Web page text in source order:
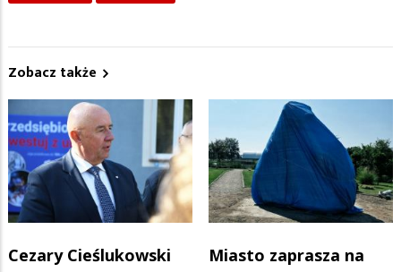
Zobacz także
Cezary Cieślukowski
Miasto zaprasza na